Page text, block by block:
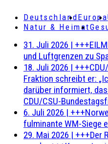
DeutschlandEuropa
Natur & Heimat
31. Juli 2026 |
und Luftgrenzen zu
18. Juli 2026 |
Fraktion schreibt er:
darüber informiert,
CDU/CSU-
6. Juli 2026 |
fulminante WM-Siege
29. Mai 2026 | +++Der